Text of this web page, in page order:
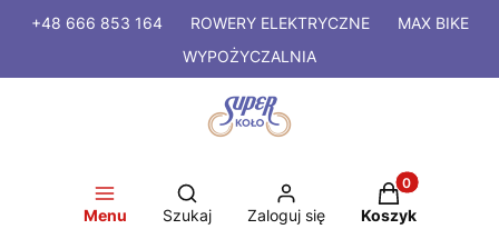
+48 666 853 164 ROWERYELEKTRYCZNE
MAX BIKE
WYPOŻYCZALNIA
Menu
Otwórz wyszukiwarkę
Szukaj Zaloguj się
Produkty w
Koszyk